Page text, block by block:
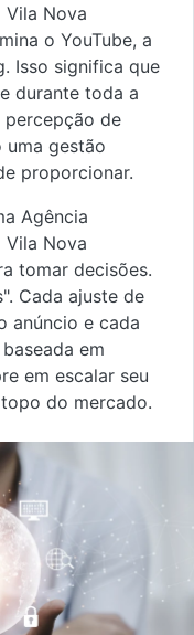
Vila Nova
o YouTube, a
Isso significa que
durante toda a
percepção de
uma gestão
proporcionar.
Agência
Vila Nova
tomar decisões.
Cada ajuste de
anúncio e cada
em
em escalar seu
do mercado.